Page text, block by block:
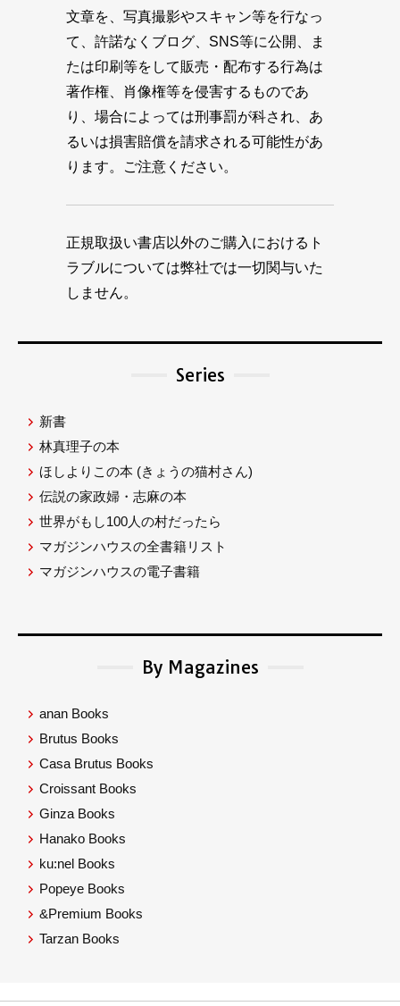
文章を、写真撮影やスキャン等を行なっ
て、許諾なくブログ、SNS等に公開、ま
たは印刷等をして販売・配布する行為は
著作権、肖像権等を侵害するものであ
り、場合によっては刑事罰が科され、あ
るいは損害賠償を請求される可能性があ
ります。ご注意ください。
正規取扱い書店以外のご購入におけるト
ラブルについては弊社では一切関与いた
しません。
Series
新書
林真理子の本
ほしよりこの本 (きょうの猫村さん)
伝説の家政婦・志麻の本
世界がもし100人の村だったら
マガジンハウスの全書籍リスト
マガジンハウスの電子書籍
By Magazines
anan Books
Brutus Books
Casa Brutus Books
Croissant Books
Ginza Books
Hanako Books
ku:nel Books
Popeye Books
&Premium Books
Tarzan Books